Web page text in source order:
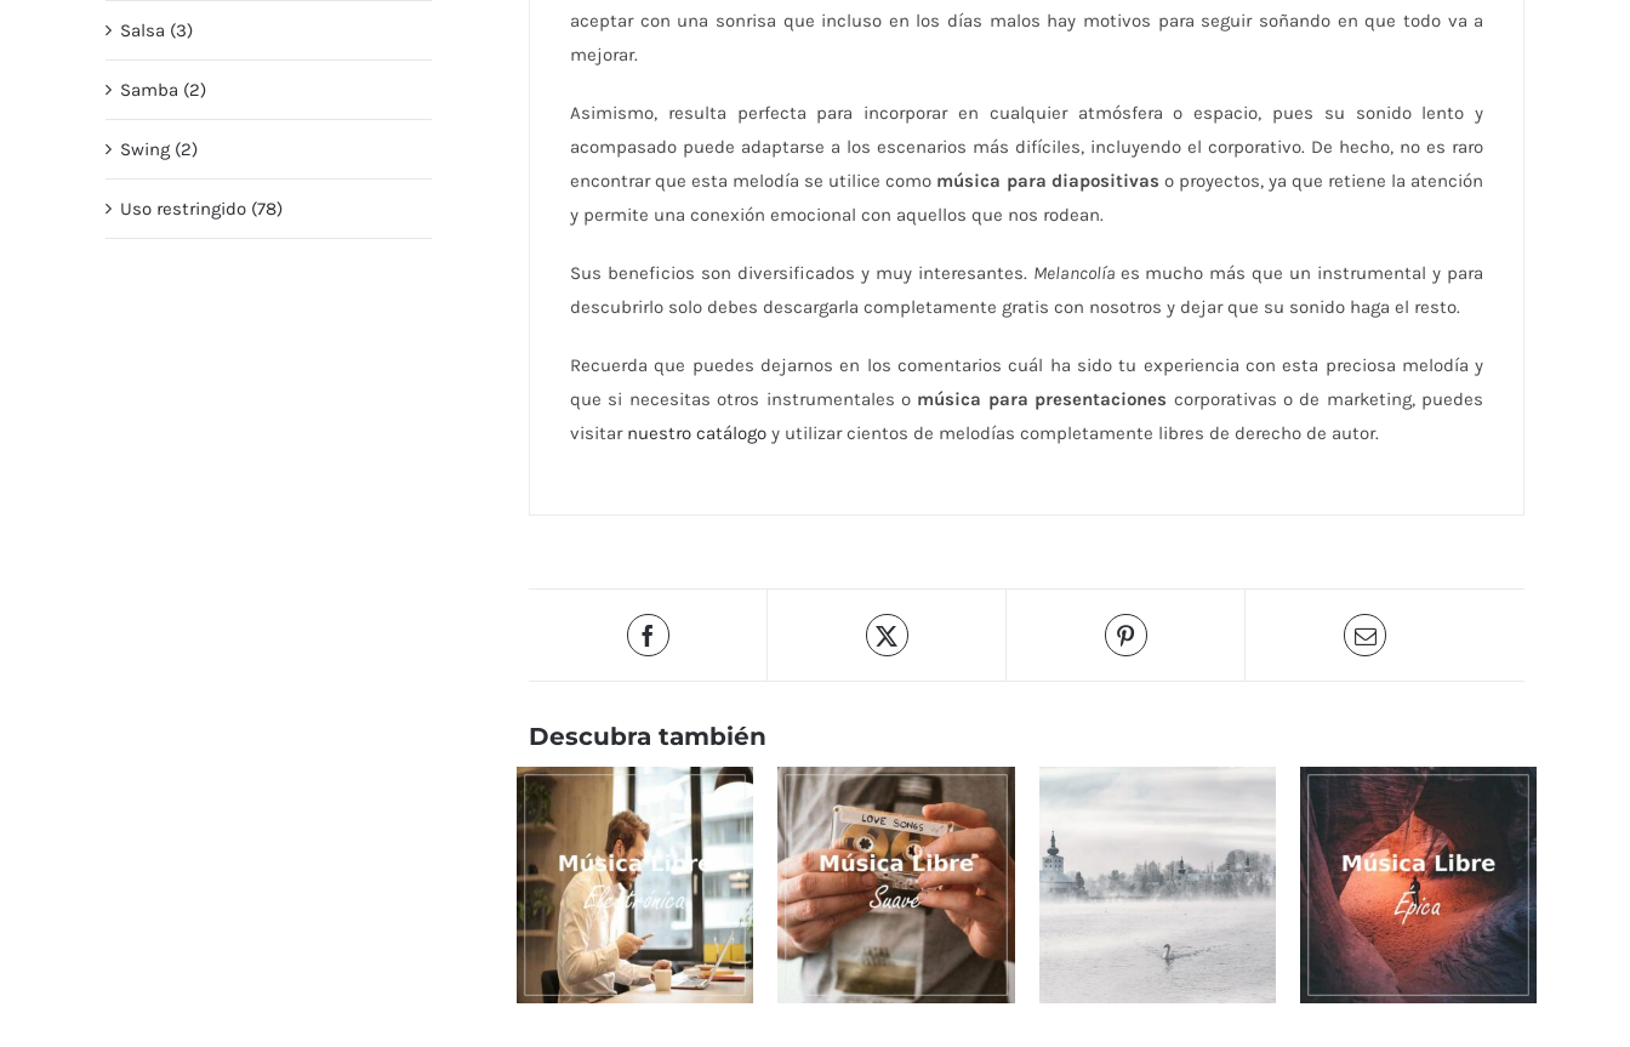
aceptar con una sonrisa que incluso en los días malos hay motivos para seguir soñando en que todo va a
mejorar.
Asimismo, resulta perfecta para incorporar en cualquier atmósfera o espacio, pues su sonido lento y
acompasado puede adaptarse a los escenarios más difíciles, incluyendo el corporativo. De hecho, no es raro
encontrar que esta melodía se utilice como música para diapositivas o proyectos, ya que retiene la atención
y permite una conexión emocional con aquellos que nos rodean.
Sus beneficios son diversificados y muy interesantes. Melancolía es mucho más que un instrumental y para
descubrirlo solo debes descargarla completamente gratis con nosotros y dejar que su sonido haga el resto.
Recuerda que puedes dejarnos en los comentarios cuál ha sido tu experiencia con esta preciosa melodía y
que si necesitas otros instrumentales o música para presentaciones corporativas o de marketing, puedes
visitar nuestro catálogoy utilizar cientos de melodías completamente libres de derecho de autor.
Descubra también
Salsa (3)
Samba (2)
Swing (2)
Uso restringido (78)